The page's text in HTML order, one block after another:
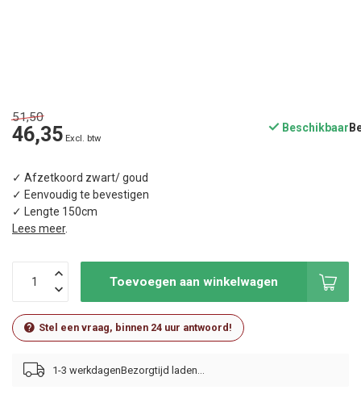
51,50
46,35 Excl. btw
Beschikbaar
✓ Afzetkoord zwart/ goud
✓ Eenvoudig te bevestigen
✓ Lengte 150cm
Lees meer.
Toevoegen aan winkelwagen
Stel een vraag, binnen 24 uur antwoord!
1-3 werkdagen